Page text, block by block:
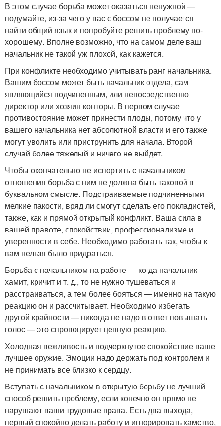
В этом случае борьба может оказаться ненужной —
подумайте, из-за чего у вас с боссом не получается
найти общий язык и попробуйте решить проблему по-
хорошему. Вполне возможно, что на самом деле ваш
начальник не такой уж плохой, как кажется.
При конфликте необходимо учитывать ранг начальника.
Вашим боссом может быть начальник отдела, сам
являющийся подчиненным, или непосредственно
директор или хозяин конторы. В первом случае
противостояние может принести плоды, потому что у
вашего начальника нет абсолютной власти и его также
могут уволить или приструнить для начала. Второй
случай более тяжелый и ничего не выйдет.
Чтобы окончательно не испортить с начальником
отношения борьба с ним не должна быть таковой в
буквальном смысле. Подстраиваемые подчиненными
мелкие пакости, вряд ли смогут сделать его покладистей,
также, как и прямой открытый конфликт. Ваша сила в
вашей правоте, спокойствии, профессионализме и
уверенности в себе. Необходимо работать так, чтобы к
вам нельзя было придраться.
Борьба с начальником на работе — когда начальник
хамит, кричит и т. д., то не нужно тушеваться и
расстраиваться, а тем более бояться — именно на такую
реакцию он и рассчитывает. Необходимо избегать
другой крайности — никогда не надо в ответ повышать
голос — это спровоцирует цепную реакцию.
Холодная вежливость и подчеркнутое спокойствие ваше
лучшее оружие. Эмоции надо держать под контролем и
не принимать все близко к сердцу.
Вступать с начальником в открытую борьбу не лучший
способ решить проблему, если конечно он прямо не
нарушают ваши трудовые права. Есть два выхода,
первый спокойно делать работу и игнорировать хамство,